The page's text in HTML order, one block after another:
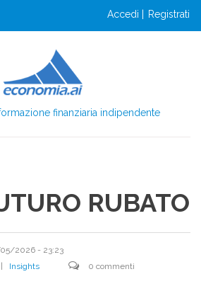
accedi registrati
finanziaria indipendente
RUBATO
2026 - 23:23
Insights 0 commenti